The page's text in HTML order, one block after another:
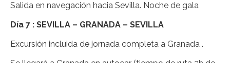
Salida en navegación hacia Sevilla. Noche de gala
Día 7 : SEVILLA – GRANADA – SEVILLA
Excursión incluida de jornada completa a Granada .